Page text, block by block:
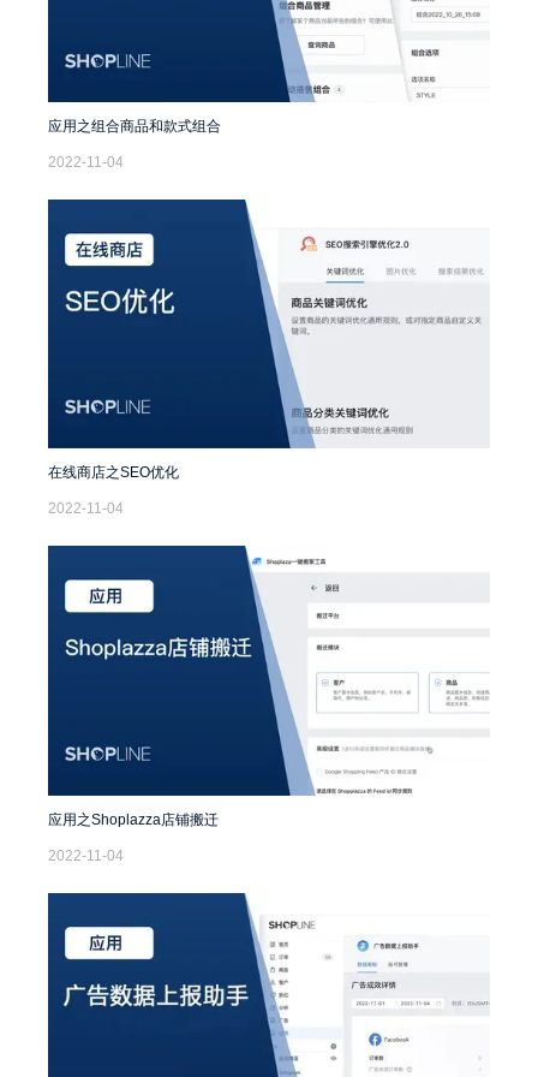
应用之组合商品和款式组合
2022-11-04
在线商店之SEO优化
2022-11-04
应用之Shoplazza店铺搬迁
2022-11-04